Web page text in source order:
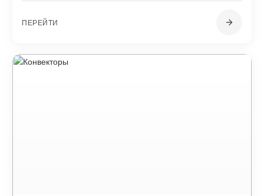
ПЕРЕЙТИ